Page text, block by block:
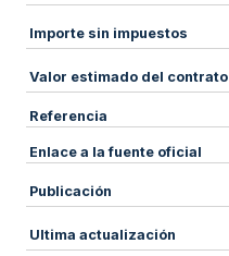
Importe sin impuestos
Valor estimado del contrato
Referencia
Enlace a la fuente oficial
Publicación
Ultima actualización